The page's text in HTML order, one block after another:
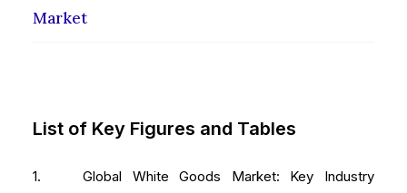
Market
List of Key Figures and Tables
1. Global White Goods Market: Key Industry